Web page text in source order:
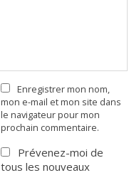
Enregistrer mon nom,
mon e-mail et mon site dans
le navigateur pour mon
prochain commentaire.
Prévenez-moi de
tous les nouveaux